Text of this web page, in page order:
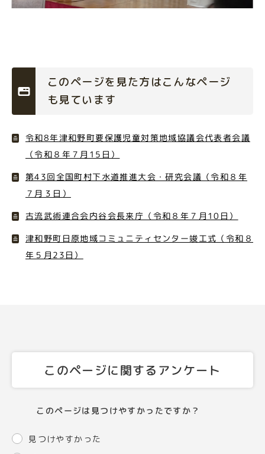
このページを見た方はこんなページ
も見ています
令和8年津和野町要保護児童対策地域協議会代表者会議
（令和８年７月15日）
第43回全国町村下水道推進大会・研究会議（令和８年
７月３日）
古流武術連合会内谷会長来庁（令和８年７月10日）
津和野町日原地域コミュニティセンター竣工式（令和８
年５月23日）
このページに関するアンケート
このページは見つけやすかったですか？
見つけやすかった